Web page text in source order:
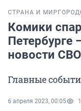
СТРАНА И МИР ГОРОД
Комики
Петербурге
новости
Главные
6 апреля 2023, 00:05